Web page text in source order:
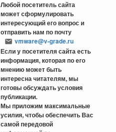
Любой посетитель сайта
может сформулировать
интересующий его вопрос и
отправить нам по почту
vmware@v-grade.ru
Если у посетителя сайта есть
информация, которая по его
мнению может быть
интересна читателям, мы
готовы обсуждать условия
публикации.
Мы приложим максимальные
усилия, чтобы обеспечить Вас
самой передовой